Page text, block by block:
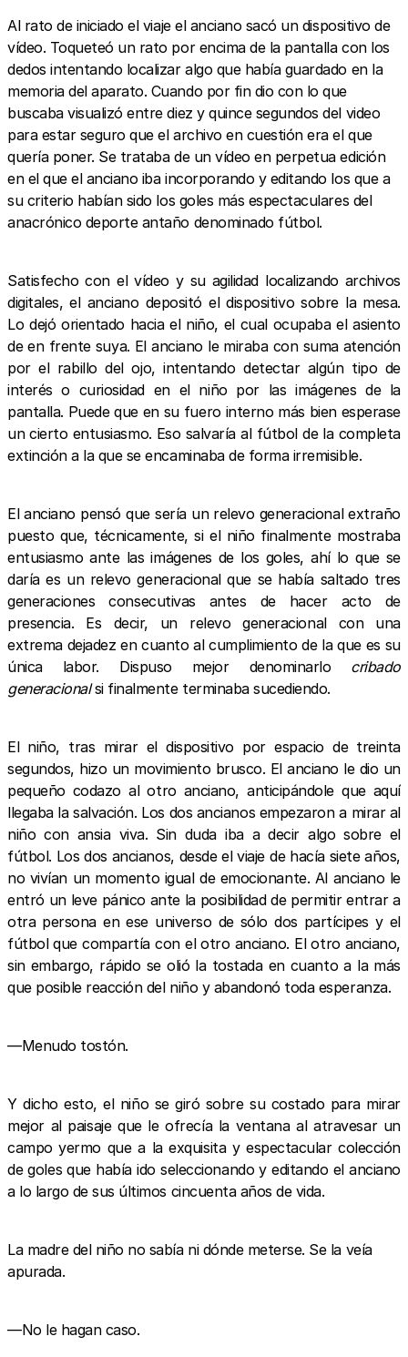
Al rato de iniciado el viaje el anciano sacó un dispositivo de
vídeo. Toqueteó un rato por encima de la pantalla con los
dedos intentando localizar algo que había guardado en la
memoria del aparato. Cuando por fin dio con lo que
buscaba visualizó entre diez y quince segundos del video
para estar seguro que el archivo en cuestión era el que
quería poner. Se trataba de un vídeo en perpetua edición
en el que el anciano iba incorporando y editando los que a
su criterio habían sido los goles más espectaculares del
anacrónico deporte antaño denominado fútbol.
Satisfecho con el vídeo y su agilidad localizando archivos
digitales, el anciano depositó el dispositivo sobre la mesa.
Lo dejó orientado hacia el niño, el cual ocupaba el asiento
de en frente suya. El anciano le miraba con suma atención
por el rabillo del ojo, intentando detectar algún tipo de
interés o curiosidad en el niño por las imágenes de la
pantalla. Puede que en su fuero interno más bien esperase
un cierto entusiasmo. Eso salvaría al fútbol de la completa
extinción a la que se encaminaba de forma irremisible.
El anciano pensó que sería un relevo generacional extraño
puesto que, técnicamente, si el niño finalmente mostraba
entusiasmo ante las imágenes de los goles, ahí lo que se
daría es un relevo generacional que se había saltado tres
generaciones consecutivas antes de hacer acto de
presencia. Es decir, un relevo generacional con una
extrema dejadez en cuanto al cumplimiento de la que es su
única labor. Dispuso mejor denominarlo cribado
generacionalsi finalmente terminaba sucediendo.
El niño, tras mirar el dispositivo por espacio de treinta
segundos, hizo un movimiento brusco. El anciano le dio un
pequeño codazo al otro anciano, anticipándole que aquí
llegaba la salvación. Los dos ancianos empezaron a mirar al
niño con ansia viva. Sin duda iba a decir algo sobre el
fútbol. Los dos ancianos, desde el viaje de hacía siete años,
no vivían un momento igual de emocionante. Al anciano le
entró un leve pánico ante la posibilidad de permitir entrar a
otra persona en ese universo de sólo dos partícipes y el
fútbol que compartía con el otro anciano. El otro anciano,
sin embargo, rápido se olió la tostada en cuanto a la más
que posible reacción del niño y abandonó toda esperanza.
—Menudo tostón.
Y dicho esto, el niño se giró sobre su costado para mirar
mejor al paisaje que le ofrecía la ventana al atravesar un
campo yermo que a la exquisita y espectacular colección
de goles que había ido seleccionando y editando el anciano
a lo largo de sus últimos cincuenta años de vida.
La madre del niño no sabía ni dónde meterse. Se la veía
apurada.
—No le hagan caso.